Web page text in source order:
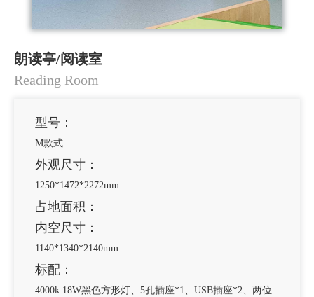
朗读亭/阅读室
Reading Room
型号：
M款式
外观尺寸：
1250*1472*2272mm
占地面积：
内空尺寸：
1140*1340*2140mm
标配：
4000k 18W黑色方形灯、5孔插座*1、USB插座*2、两位